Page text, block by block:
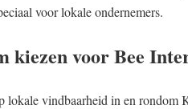
voor lokale ondernemers.
kiezen voor Bee
lokale vindbaarheid in en rondom